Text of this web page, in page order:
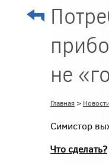
не
Главная > Новости
Симистор
Что сделать?